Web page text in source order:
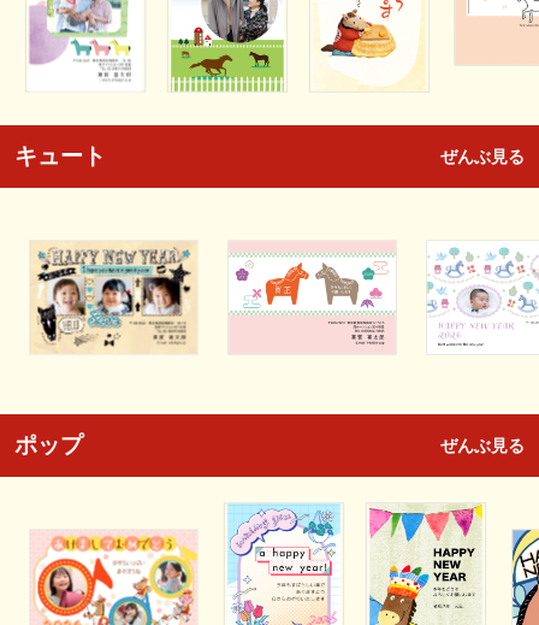
キュート ぜんぶ見る
ポップ ぜんぶ見る